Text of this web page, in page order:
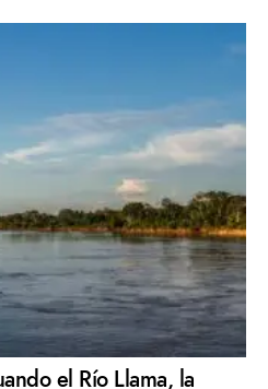
el Río Llama, la